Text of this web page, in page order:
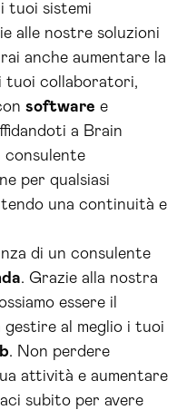
tuoi sistemi
alle nostre soluzioni
anche aumentare la
tuoi collaboratori,
software e
a Brain
consulente
per qualsiasi
una continuità e
di un consulente
. Grazie alla nostra
essere il
al meglio i tuoi
. Non perdere
attività e aumentare
subito per avere